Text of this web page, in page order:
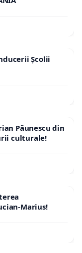
Școlii
Păunescu din
culturale!
Marius!